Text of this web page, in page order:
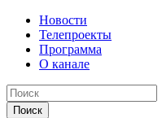
Новости
Телепроекты
Программа
О канале